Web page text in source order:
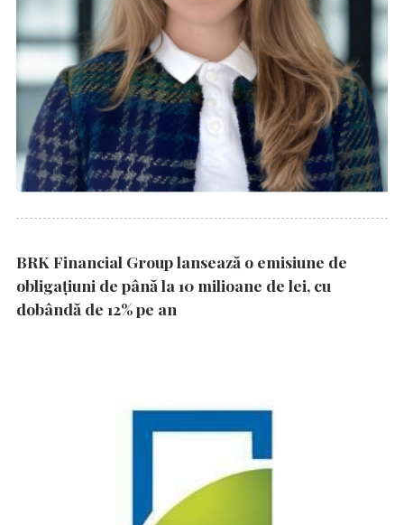
BRK Financial Group lansează o emisiune de
obligațiuni de până la 10 milioane de lei, cu
dobândă de 12% pe an